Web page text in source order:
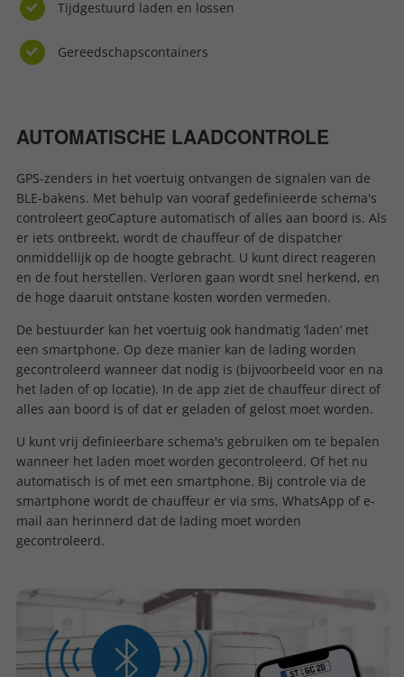
Tijdgestuurd laden en lossen
Gereedschapscontainers
AUTOMATISCHE LAADCONTROLE
GPS-zenders in het voertuig ontvangen de signalen van de
BLE-bakens. Met behulp van vooraf gedefinieerde schema's
controleert geoCapture automatisch of alles aan boord is. Als
er iets ontbreekt, wordt de chauffeur of de dispatcher
onmiddellijk op de hoogte gebracht. U kunt direct reageren
en de fout herstellen. Verloren gaan wordt snel herkend, en
de hoge daaruit ontstane kosten worden vermeden.
De bestuurder kan het voertuig ook handmatig ‘laden’ met
een smartphone. Op deze manier kan de lading worden
gecontroleerd wanneer dat nodig is (bijvoorbeeld voor en na
het laden of op locatie). In de app ziet de chauffeur direct of
alles aan boord is of dat er geladen of gelost moet worden.
U kunt vrij definieerbare schema's gebruiken om te bepalen
wanneer het laden moet worden gecontroleerd. Of het nu
automatisch is of met een smartphone. Bij controle via de
smartphone wordt de chauffeur er via sms, WhatsApp of e-
mail aan herinnerd dat de lading moet worden
gecontroleerd.